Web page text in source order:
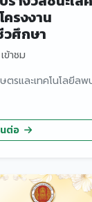
ครงงาน
ศึกษา
ข้าชม
ตรและเทคโนโลยีลพ
ต่อ